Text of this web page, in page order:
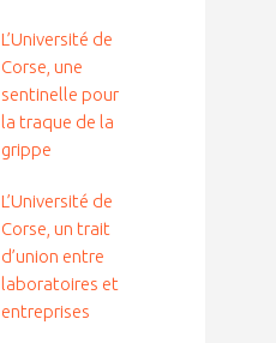
L’Université de
Corse, une
sentinelle pour
la traque de la
grippe
L’Université de
Corse, un trait
d’union entre
laboratoires et
entreprises